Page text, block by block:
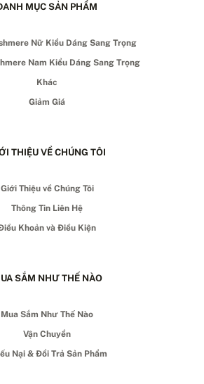
MỤC SẢN PHẨM
Nữ Kiểu Dáng Sang Trọng
Nam Kiểu Dáng Sang Trọng
Khác
Giảm Giá
THIỆU VỀ CHÚNG TÔI
Giới Thiệu về Chúng Tôi
Thông Tin Liên Hệ
Khoản và Điều Kiện
SẮM NHƯ THẾ NÀO
Mua Sắm Như Thế Nào
Vận Chuyển
Nại & Đổi Trả Sản Phẩm